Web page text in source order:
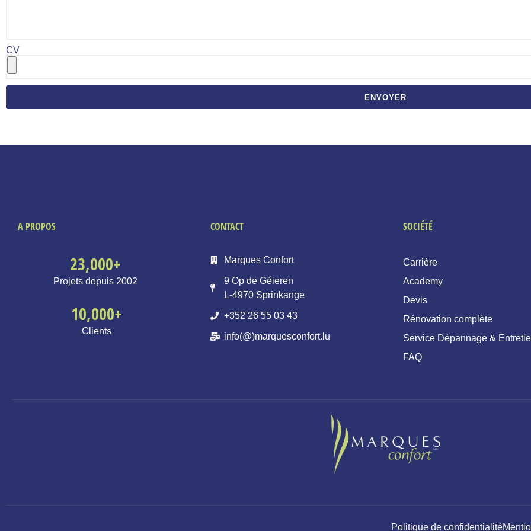
CV
ENVOYER
A PROPOS
Projets depuis 2002
23,000+
Clients
10,000+
CONTACT
Marques Confort
9 Op de Géieren
L-4970 Sprinkange
+352 26 55 03 43
info(@)marquesconfort.lu
SOCIÉTÉ
Carrière
Academy
Devis
Rénovation complète
Service Dépannage &
FAQ
Politique de confidentialité